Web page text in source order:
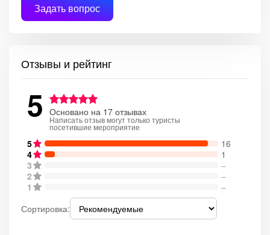
Задать вопрос
Отзывы и рейтинг
5 Основано на 17 отзывах
Написать отзыв могут только туристы
посетившие мероприятие
5
16
4
1
3
–
2
–
1
–
Сортировка: